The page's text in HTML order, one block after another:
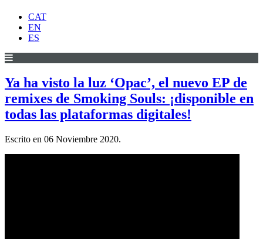
CAT
EN
ES
Ya ha visto la luz ‘Opac’, el nuevo EP de
remixes de Smoking Souls: ¡disponible en
todas las plataformas digitales!
Escrito en 06 Noviembre 2020.